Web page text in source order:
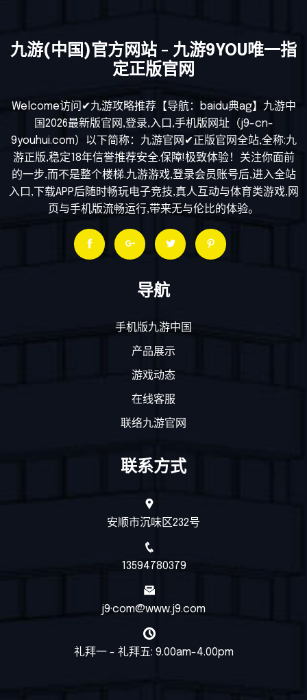
九游(中国)官方网站 - 九游9YOU唯一指
定正版官网
Welcome访问✔九游攻略推荐【导航：baidu典ag】九游中
国2026最新版官网,登录,入口,手机版网址（j9-cn-
9youhui.com）以下简称：九游官网✔正版官网全站,全称:九
游正版,稳定18年信誉推荐安全.保障!极致体验！关注你面前
的一步,而不是整个楼梯.九游游戏,登录会员账号后,进入全站
入口,下载APP后随时畅玩电子竞技,真人互动与体育类游戏,网
页与手机版流畅运行,带来无与伦比的体验。
导航
手机版九游中国
产品展示
游戏动态
在线客服
联络九游官网
联系方式
安顺市沉味区232号
13594780379
j9·com@www.j9.com
礼拜一 - 礼拜五: 9.00am-4.00pm